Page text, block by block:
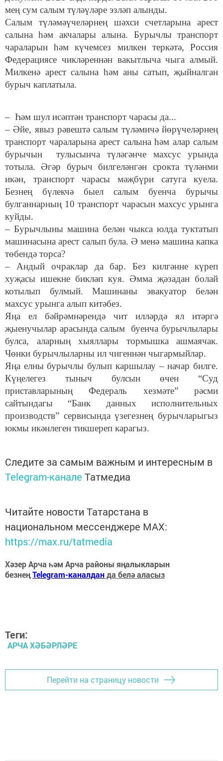
мең сум салым түләүләре эзләп алынды.
Салым түләмәүчеләрнең шәхси счетларына арест
салына һәм акчалары алына. Бурычлы транспорт
чараларын һәм күчемсез милкен теркәтә, Россия
Федерациясе чикләреннән вакытлыча чыга алмый.
Милкенә арест салына һәм аны сатып, җыйналган
бурыч каплатыла.
– Һәм шул исәптән транспорт чарасы да...
– Әйе, явыз рәвештә салым түләмичә йөрүчеләрнең
транспорт чараларына арест салына һәм алар салым
бурычын тулысынча түләгәнче махсус урында
тотыла. Әгәр бурыч билгеләнгән срокта түләнми
икән, транспорт чарасы мәҗбүри сатуга куела.
Безнең бүлекчә быел салым буенча бурычы
булганнарның 10 транспорт чарасын махсус урынга
куйды.
– Бурычлыны машина белән чыкса юлда туктатып
машинасына арест салып була. Ә менә машина капка
төбендә торса?
– Андый очраклар да бар. Без килгәнне күреп
хуҗасы ишекне бикләп куя. Әмма җәзадан болай
котылып булмый. Машинаны эвакуатор белән
махсус урынга алып китәбез.
Яңа ел бәйрәмнәрендә чит илләрдә ял итәргә
җыенучылар арасында салым буенча бурычлылары
булса, аларның хыяллары тормышка ашмаячак.
Чөнки бурычлыларны ил чигеннән чыгармыйлар.
Яңа елны бурычлы булып каршылау – начар билге.
Күңелегез тыныч булсын өчен “Суд
приставларының Федераль хезмәте” рәсми
сайтындагы “Банк данных исполнительных
производств” сервисында үзегезнең бурычларыгыз
юкмы икәнлеген тикшереп карагыз.
Следите за самым важным и интересным в
Telegram-канале Татмедиа
Читайте новости Татарстана в
национальном мессенджере MАХ:
https://max.ru/tatmedia
Хәзер Арча һәм Арча районы яңалыкларын
безнеңTelegram-каналданда белә аласыз
Теги:
АРЧА ХӘБӘРЛӘРЕ
Перейти на страницу новости